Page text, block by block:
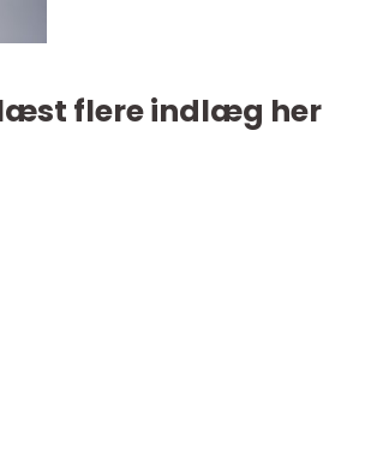
flere indlæg her